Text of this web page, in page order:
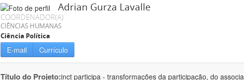
Adrian Gurza Lavalle
COORDENADOR(A)
CIÊNCIAS HUMANAS
Ciência Política
E-mail Currículo
Título do Projeto:inct participa - transformações da participação, do